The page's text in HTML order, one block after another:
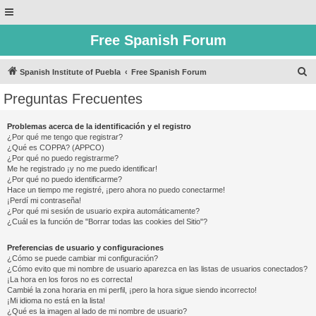
Free Spanish Forum
Spanish Institute of Puebla Free Spanish Forum
Preguntas Frecuentes
Problemas acerca de la identificación y el registro
¿Por qué me tengo que registrar?
¿Qué es COPPA? (APPCO)
¿Por qué no puedo registrarme?
Me he registrado ¡y no me puedo identificar!
¿Por qué no puedo identificarme?
Hace un tiempo me registré, ¡pero ahora no puedo conectarme!
¡Perdí mi contraseña!
¿Por qué mi sesión de usuario expira automáticamente?
¿Cuál es la función de "Borrar todas las cookies del Sitio"?
Preferencias de usuario y configuraciones
¿Cómo se puede cambiar mi configuración?
¿Cómo evito que mi nombre de usuario aparezca en las listas de usuarios conectados?
¡La hora en los foros no es correcta!
Cambié la zona horaria en mi perfil, ¡pero la hora sigue siendo incorrecto!
¡Mi idioma no está en la lista!
¿Qué es la imagen al lado de mi nombre de usuario?